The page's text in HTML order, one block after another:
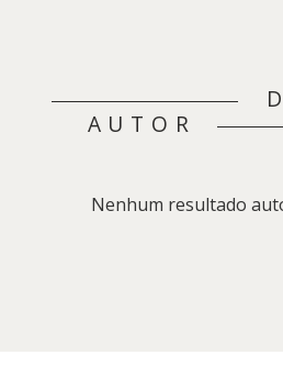
AUTOR
Nenhum resultado